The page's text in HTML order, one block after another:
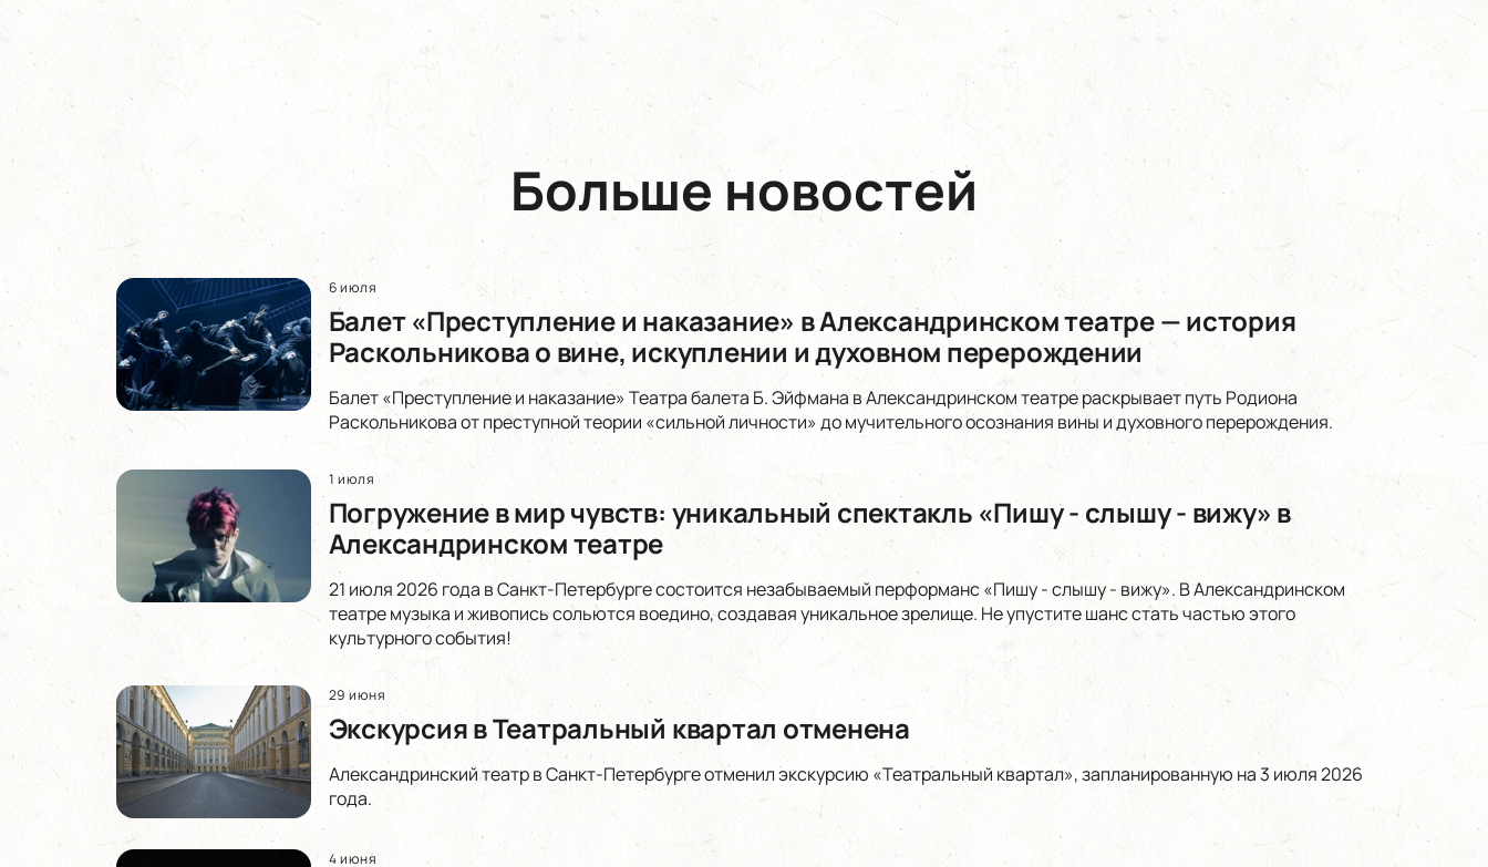
Больше новостей
6 июля
Балет «Преступление и наказание» в Александринском театре — история
Раскольникова о вине, искуплении и духовном перерождении
Балет «Преступление и наказание» Театра балета Б. Эйфмана в Александринском театре раскрывает путь Родиона
Раскольникова от преступной теории «сильной личности» до мучительного осознания вины и духовного перерождения.
1 июля
Погружение в мир чувств: уникальный спектакль «Пишу - слышу - вижу» в
Александринском театре
21 июля 2026 года в Санкт-Петербурге состоится незабываемый перформанс «Пишу - слышу - вижу». В Александринском
театре музыка и живопись сольются воедино, создавая уникальное зрелище. Не упустите шанс стать частью этого
культурного события!
29 июня
Экскурсия в Театральный квартал отменена
Александринский театр в Санкт-Петербурге отменил экскурсию «Театральный квартал», запланированную на 3 июля 2026
года.
4 июня